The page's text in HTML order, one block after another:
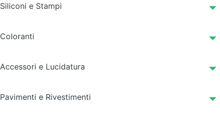
Siliconi e Stampi
Coloranti
Accessori e Lucidatura
Pavimenti e Rivestimenti